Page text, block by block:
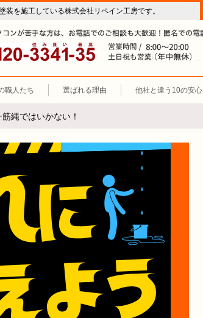
を施工している株式会社リペイン工房です。
屋根塗装・雨漏り修理・防水工事）
阜市、各務原市、羽島郡。
0120-3341-35
職人たち 選ばれる理由 他社と違う10の安心
縄ではいかない！